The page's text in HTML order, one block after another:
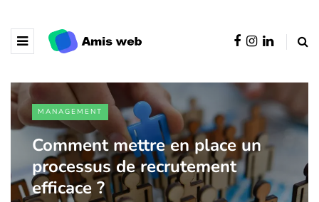
MANAGEMENT
Comment mettre en place un
processus de recrutement
efficace ?